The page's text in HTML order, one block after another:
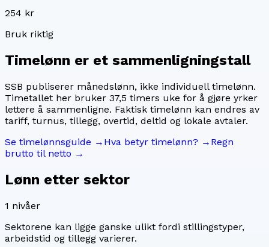
254 kr
Bruk riktig
Timelønn er et sammenligningstall
SSB publiserer månedslønn, ikke individuell timelønn.
Timetallet her bruker 37,5 timers uke for å gjøre yrker
lettere å sammenligne. Faktisk timelønn kan endres av
tariff, turnus, tillegg, overtid, deltid og lokale avtaler.
Se timelønnsguide → Hva betyr timelønn? → Regn
brutto til netto →
Lønn etter sektor
1 nivåer
Sektorene kan ligge ganske ulikt fordi stillingstyper,
arbeidstid og tillegg varierer.